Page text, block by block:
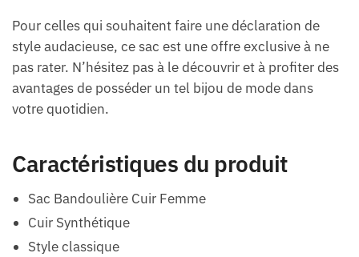
Pour celles qui souhaitent faire une déclaration de
style audacieuse, ce sac est une offre exclusive à ne
pas rater. N’hésitez pas à le découvrir et à profiter des
avantages de posséder un tel bijou de mode dans
votre quotidien.
Caractéristiques du produit
Sac Bandoulière Cuir Femme
Cuir Synthétique
Style classique